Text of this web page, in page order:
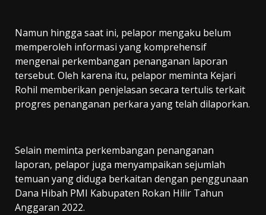
Namun hingga saat ini, pelapor mengaku belum
memperoleh informasi yang komprehensif
mengenai perkembangan penanganan laporan
tersebut. Oleh karena itu, pelapor meminta Kejari
Rohil memberikan penjelasan secara tertulis terkait
progres penanganan perkara yang telah dilaporkan.
Selain meminta perkembangan penanganan
laporan, pelapor juga menyampaikan sejumlah
temuan yang diduga berkaitan dengan penggunaan
Dana Hibah PMI Kabupaten Rokan Hilir Tahun
Anggaran 2022.